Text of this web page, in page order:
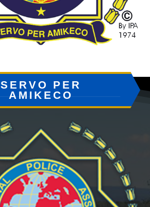
SERVO PER
AMIKECO